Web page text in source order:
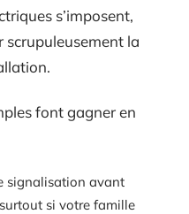
s’imposent,
scrupuleusement la
font gagner en
signalisation avant
si votre famille